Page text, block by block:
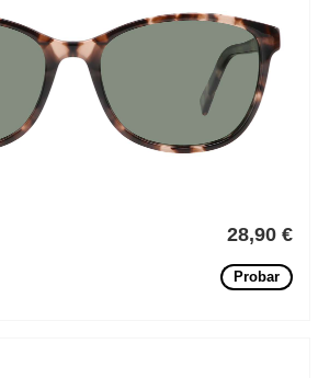
28,90 €
Probar